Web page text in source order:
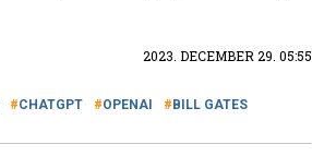
2023. DECEMBER 29. 05:55
CHATGPT OPENAI BILL GATES